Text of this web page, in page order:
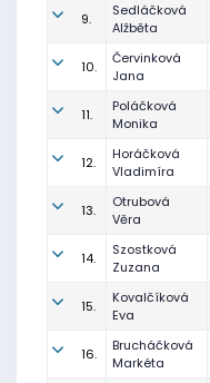
9.
Sedláčková
Alžběta
10.
Červinková
Jana
11.
Poláčková
Monika
12.
Horáčková
Vladimíra
13.
Otrubová
Věra
14.
Szostková
Zuzana
15.
Kovalčíková
Eva
16.
Brucháčková
Markéta